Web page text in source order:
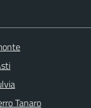
Tanaro